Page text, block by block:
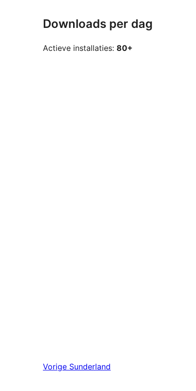
Downloads per dag
Actieve installaties: 80+
Vorige Sunderland